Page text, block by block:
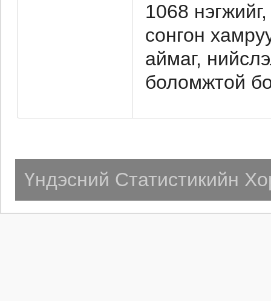
1068
сонгон
аймаг,
боломжтой
Үндэсний Статистикийн